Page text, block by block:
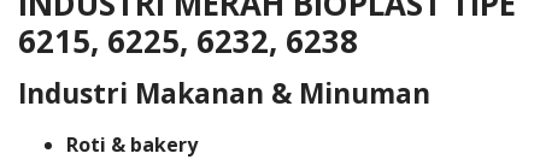
6215, 6225, 6232, 6238
Industri Makanan & Minuman
Roti & bakery